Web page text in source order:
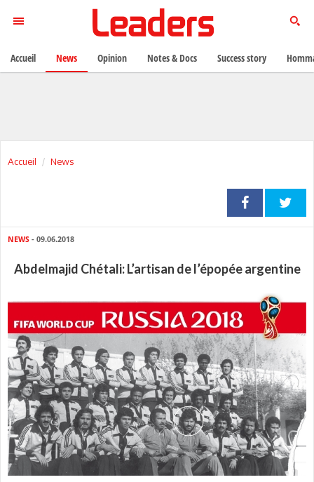
Accueil News
NEWS - 09.06.2018
Abdelmajid Chétali: L’artisan de l’épopée argentine
Accueil News Opinion Notes & Docs Success story